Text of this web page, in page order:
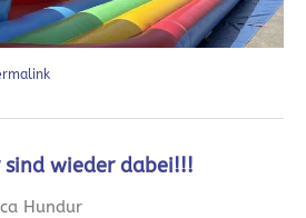
sind wieder dabei!!!
Hundur